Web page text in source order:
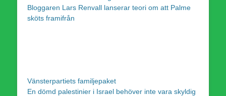
Bloggaren Lars Renvall lanserar teori om att Palme
sköts framifrån
Vänsterpartiets familjepaket
En dömd palestinier i Israel behöver inte vara skyldig